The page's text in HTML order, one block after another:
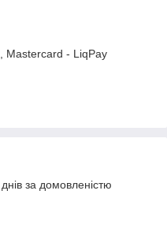
Mastercard - LiqPay
за домовленістю